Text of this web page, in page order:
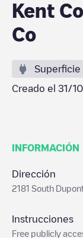
Kent
Co
Superficie
Creado el 31/
INFORMACIÓN
Dirección
2181 South
Instrucciones
Free publicly